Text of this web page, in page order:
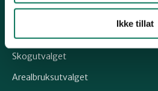
Ikke tillat
Snarveier
Klimautvalget
Skogutvalget
Arealbruksutvalget